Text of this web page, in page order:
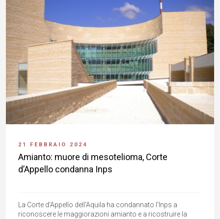
21 FEBBRAIO 2024
Amianto: muore di mesotelioma, Corte
d’Appello condanna Inps
La Corte d'Appello dell'Aquila ha condannato l'Inps a
riconoscere le maggiorazioni amianto e a ricostruire la